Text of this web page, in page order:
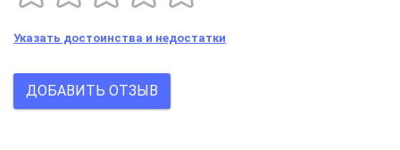
Указать достоинства и недостатки
ДОБАВИТЬ ОТЗЫВ